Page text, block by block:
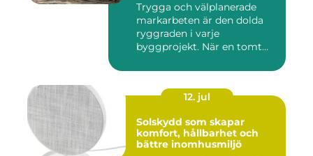
Trygga och välplanerade
markarbeten är den dolda
ryggraden i varje
byggprojekt. När en tomt
12. jul
Solskydd som skapar
komfort, hållbarhet och
bättre inomhusmiljö